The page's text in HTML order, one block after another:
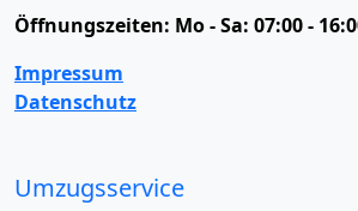
Öffnungszeiten: Mo - Sa: 07:00 -
Impressum
Datenschutz
Umzugsservice